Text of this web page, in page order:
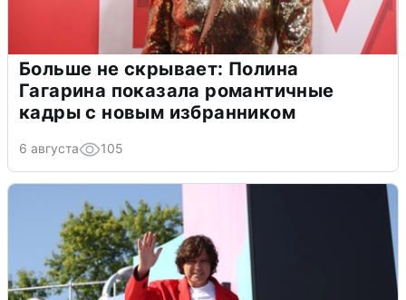
Больше не скрывает: Полина
Гагарина показала романтичные
кадры с новым избранником
6 августа 105